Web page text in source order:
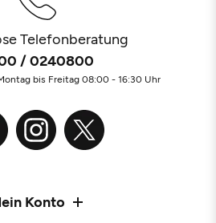
Telefonberatung
/ 0240800
bis Freitag 08:00 - 16:30 Uhr
Konto